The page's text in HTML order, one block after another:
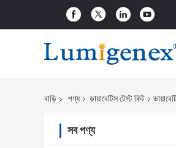
বাড়ি পণ্য ডায়াবেটিস টেস্ট কিট
সব পণ্য